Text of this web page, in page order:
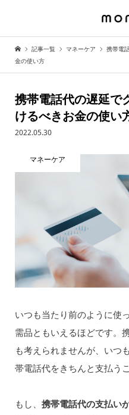
記事一覧 マネーケア
携帯電
金の使い方
携帯電話代の遅延で
けるべきお金の使い
2022.05.30
マネーケア
いつも当たり前のように使
需品ともいえるほどです。
も考えられませんが、いつ
帯電話代をきちんと支払う
もし、 携帯電話代の支払い